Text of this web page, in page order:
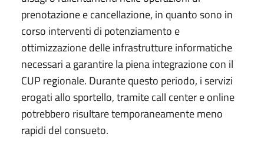
prenotazione e cancellazione, in quanto sono in
corso interventi di potenziamento e
ottimizzazione delle infrastrutture informatiche
necessari a garantire la piena integrazione con il
CUP regionale. Durante questo periodo, i servizi
erogati allo sportello, tramite call center e online
potrebbero risultare temporaneamente meno
rapidi del consueto.